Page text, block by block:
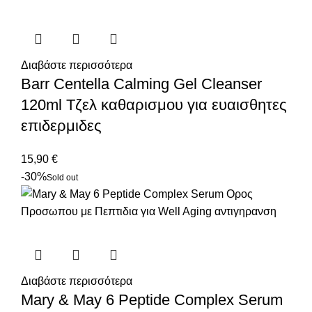
kBeauty λύσεις κοντά σας.
Επιλέξτε το TIRTIR Glow Travel Kit από το Jamalu.gr
και αποκτήστε την απόλυτη εμπειρία περιποίησης,
όπου κι αν βρίσκεστε! 🌟
Διαβάστε περισσότερα
Barr Centella Calming Gel Cleanser
120ml Τζελ καθαρισμου για ευαισθητες
επιδερμιδες
15,90 €
-30%Sold out
Διαβάστε περισσότερα
Mary & May 6 Peptide Complex Serum